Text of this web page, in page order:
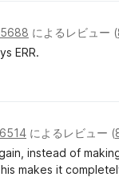
によるレビュー (
ERR.
によるレビュー (
instead of
makes it